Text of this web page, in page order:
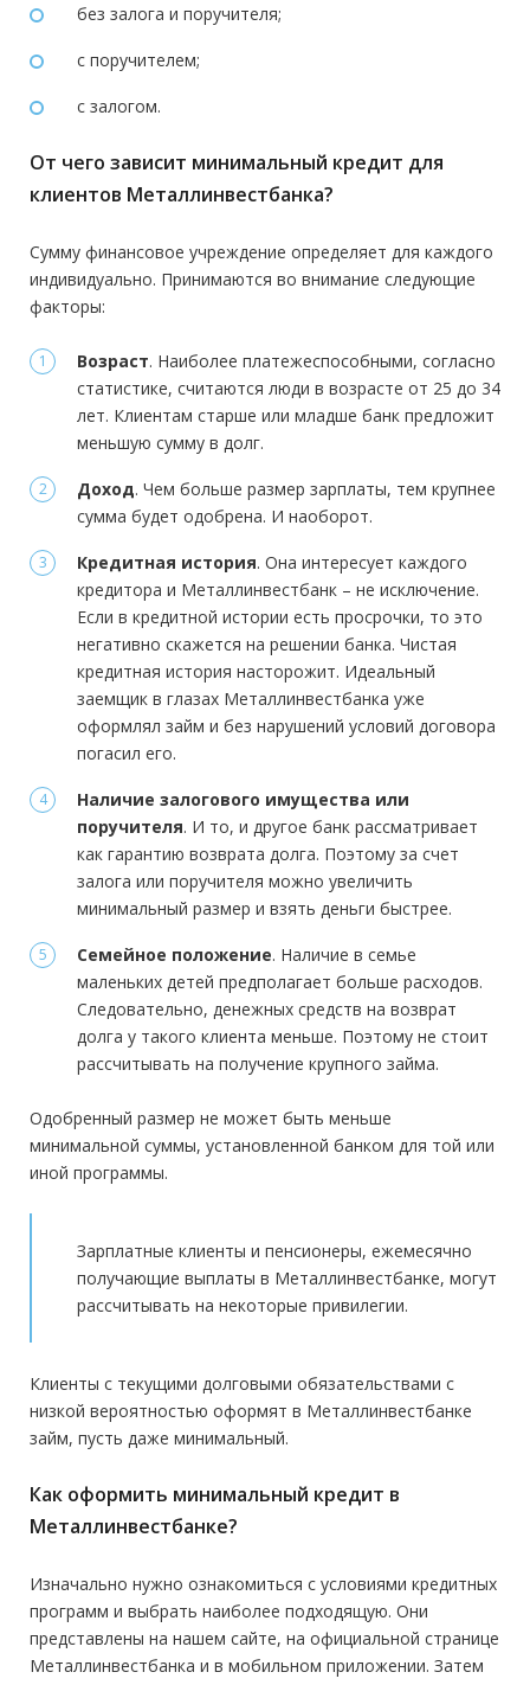
без залога и поручителя;
с поручителем;
с залогом.
От чего зависит минимальный кредит для
клиентов Металлинвестбанка?
Сумму финансовое учреждение определяет для каждого
индивидуально. Принимаются во внимание следующие
факторы:
Возраст. Наиболее платежеспособными, согласно
статистике, считаются люди в возрасте от 25 до 34
лет. Клиентам старше или младше банк предложит
меньшую сумму в долг.
Доход. Чем больше размер зарплаты, тем крупнее
сумма будет одобрена. И наоборот.
Кредитная история. Она интересует каждого
кредитора и Металлинвестбанк – не исключение.
Если в кредитной истории есть просрочки, то это
негативно скажется на решении банка. Чистая
кредитная история насторожит. Идеальный
заемщик в глазах Металлинвестбанка уже
оформлял займ и без нарушений условий договора
погасил его.
Наличие залогового имущества или
поручителя. И то, и другое банк рассматривает
как гарантию возврата долга. Поэтому за счет
залога или поручителя можно увеличить
минимальный размер и взять деньги быстрее.
Семейное положение. Наличие в семье
маленьких детей предполагает больше расходов.
Следовательно, денежных средств на возврат
долга у такого клиента меньше. Поэтому не стоит
рассчитывать на получение крупного займа.
Одобренный размер не может быть меньше
минимальной суммы, установленной банком для той или
иной программы.
Зарплатные клиенты и пенсионеры, ежемесячно
получающие выплаты в Металлинвестбанке, могут
рассчитывать на некоторые привилегии.
Клиенты с текущими долговыми обязательствами с
низкой вероятностью оформят в Металлинвестбанке
займ, пусть даже минимальный.
Как оформить минимальный кредит в
Металлинвестбанке?
Изначально нужно ознакомиться с условиями кредитных
программ и выбрать наиболее подходящую. Они
представлены на нашем сайте, на официальной странице
Металлинвестбанка и в мобильном приложении. Затем